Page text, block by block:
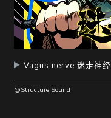
Vagus nerve 迷走神经
@Structure Sound